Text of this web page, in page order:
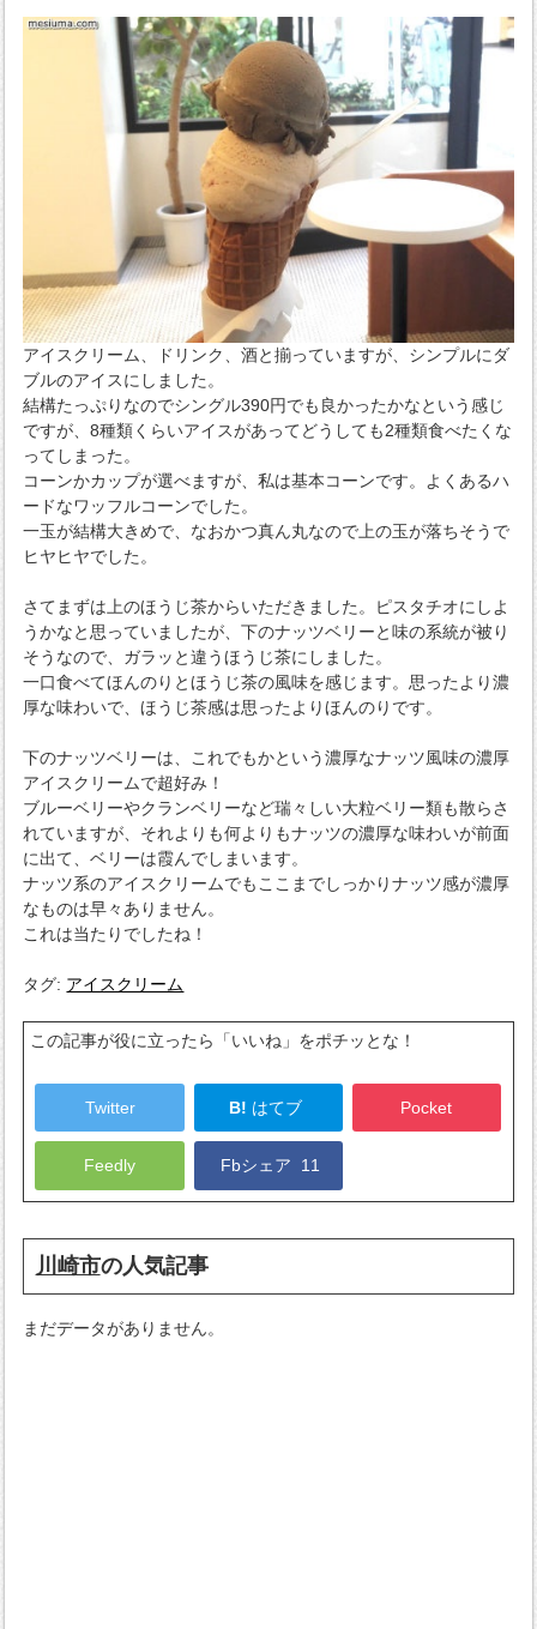
アイスクリーム、ドリンク、酒と揃っていますが、シンプルにダ
ブルのアイスにしました。
結構たっぷりなのでシングル390円でも良かったかなという感じ
ですが、8種類くらいアイスがあってどうしても2種類食べたくな
ってしまった。
コーンかカップが選べますが、私は基本コーンです。よくあるハ
ードなワッフルコーンでした。
一玉が結構大きめで、なおかつ真ん丸なので上の玉が落ちそうで
ヒヤヒヤでした。
さてまずは上のほうじ茶からいただきました。ピスタチオにしよ
うかなと思っていましたが、下のナッツベリーと味の系統が被り
そうなので、ガラッと違うほうじ茶にしました。
一口食べてほんのりとほうじ茶の風味を感じます。思ったより濃
厚な味わいで、ほうじ茶感は思ったよりほんのりです。
下のナッツベリーは、これでもかという濃厚なナッツ風味の濃厚
アイスクリームで超好み！
ブルーベリーやクランベリーなど瑞々しい大粒ベリー類も散らさ
れていますが、それよりも何よりもナッツの濃厚な味わいが前面
に出て、ベリーは霞んでしまいます。
ナッツ系のアイスクリームでもここまでしっかりナッツ感が濃厚
なものは早々ありません。
これは当たりでしたね！
タグ: アイスクリーム
この記事が役に立ったら「いいね」をポチッとな！
Twitter B! はてブ Pocket
Feedly Fbシェア 11
川崎市の人気記事
まだデータがありません。